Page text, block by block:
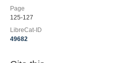
Page
125-127
LibreCat-ID
49682